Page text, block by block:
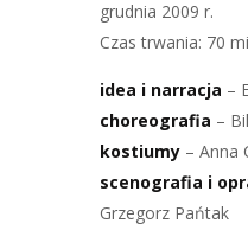
grudnia 2009 r.
Czas trwania: 70
idea i narracja –
choreografia –
kostiumy – Anna
scenografia i
Grzegorz Pańtak